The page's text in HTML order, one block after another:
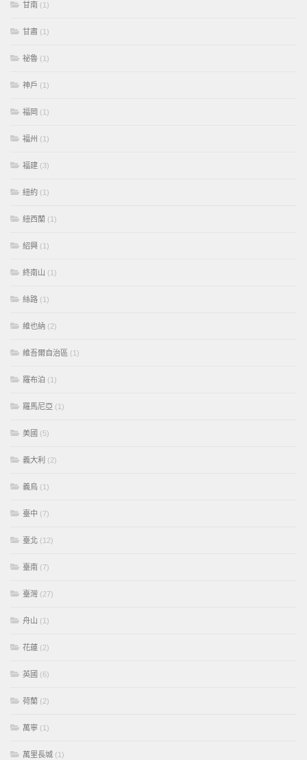
甘南 (1)
甘肅 (1)
祕魯 (1)
神戶 (1)
福岡 (1)
福州 (1)
福建 (3)
紐約 (1)
紐西蘭 (1)
紹興 (1)
終南山 (1)
絲路 (1)
維也納 (2)
維吾爾自治區 (1)
羅布泊 (1)
羅馬尼亞 (1)
美國 (5)
義大利 (2)
義烏 (1)
臺中 (7)
臺北 (12)
臺南 (7)
臺灣 (27)
舟山 (1)
花蓮 (2)
英國 (6)
荷蘭 (2)
萬寧 (1)
萬里長城 (1)